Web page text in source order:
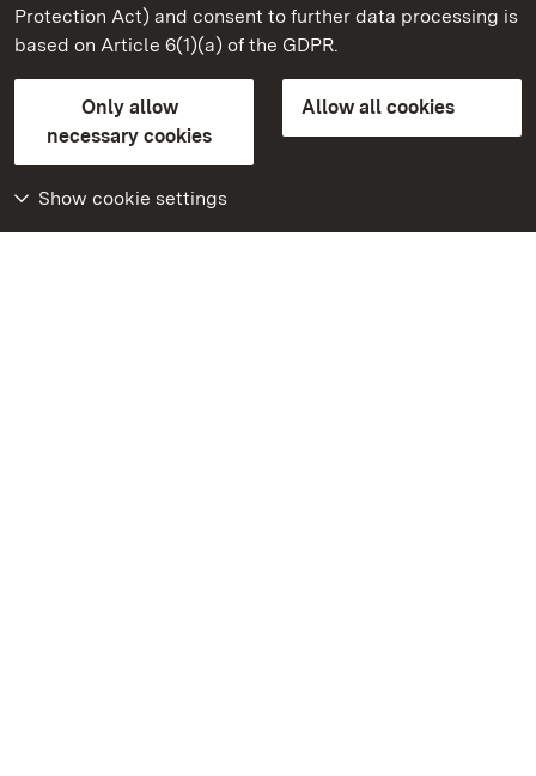
Protection Act) and consent to further data processing is
based on Article 6(1)(a) of the GDPR.
Only allow
necessary cookies
Allow all cookies
Show cookie settings
Staatliche Schlösser und Gärten Baden‑Württemberg
State Palaces and Gardens of Baden-Wuerttemberg
Contact usFAQMasthead
Declaration on barrier-free access
BITV-konform (geprüfte Seiten)